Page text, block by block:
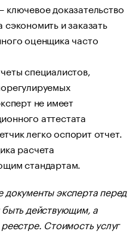
доказательство
и заказать
оценщика часто
специалистов,
не имеет
аттестата
легко оспорит отчет.
расчета
стандартам.
эксперта перед
действующим, а
Стоимость услуг